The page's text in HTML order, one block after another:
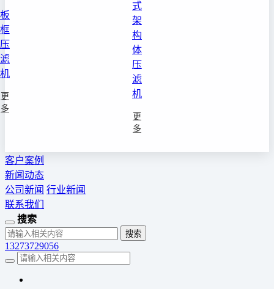
板
框
压
滤
机
更
多
式
架
构
体
压
滤
机
更
多
客户案例
新闻动态
公司新闻 行业新闻
联系我们
搜索
13273729056